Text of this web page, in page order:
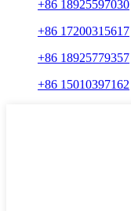
+86 18925597030
+86 17200315617
+86 18925779357
+86 15010397162